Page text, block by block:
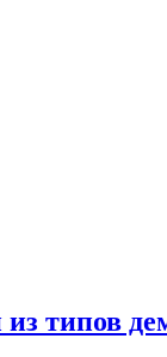
из типов